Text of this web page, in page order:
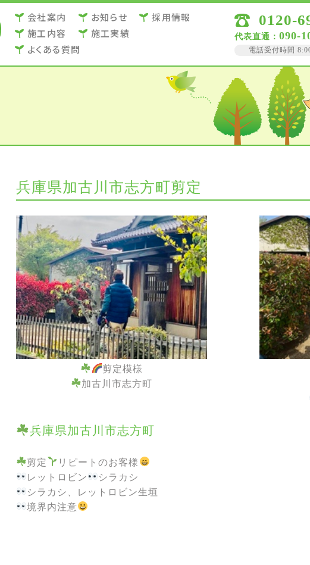
会社案内 お知らせ
採用情報
施⼯内容
施⼯実績
よくある質問
0120-
代表直通： 090-
電話受付時間
兵庫県加古川市志方町剪定
剪定模様
加古川市志方町
兵庫県加古川市志方町
剪定
リピートのお客様
レットロビン
シラカシ
シラカシ、レットロビン生垣
境界内注意